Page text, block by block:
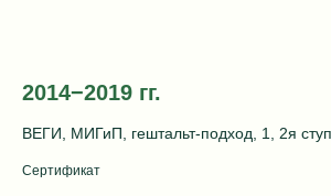
2014−2019 гг.
ВЕГИ, МИГиП, гештальт-подход, 1, 2я
Сертификат